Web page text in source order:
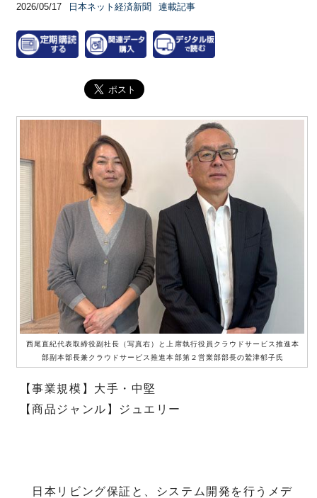
2026/05/17 日本ネット経済新聞 連載記事
西尾直紀代表取締役副社長（写真右）と上席執行役員クラウドサービス推進本
部副本部長兼クラウドサービス推進本部第２営業部部長の鷲津郁子氏
【事業規模】大手・中堅
【商品ジャンル】ジュエリー
日本リビング保証と、システム開発を行うメデ